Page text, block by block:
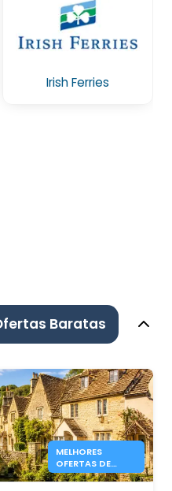
Irish Ferries
Baratas
MELHORES
OFERTAS DE
FERRY PARA